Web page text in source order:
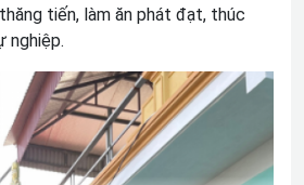
tiến, làm ăn phát đạt, thúc
nghiệp.